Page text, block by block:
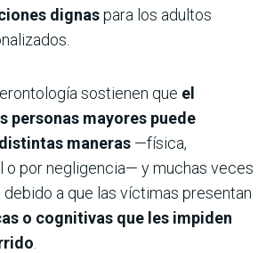
dignaspara los adultos
sostienen que el
personas mayores puede
maneras —física,
o por negligencia— y muchas veces
a que las víctimas presentan
o cognitivas que les impiden